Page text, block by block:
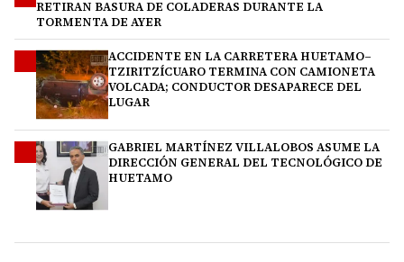
RETIRAN BASURA DE COLADERAS DURANTE LA
TORMENTA DE AYER
ACCIDENTE EN LA CARRETERA HUETAMO–
TZIRITZÍCUARO TERMINA CON CAMIONETA
VOLCADA; CONDUCTOR DESAPARECE DEL
LUGAR
GABRIEL MARTÍNEZ VILLALOBOS ASUME LA
DIRECCIÓN GENERAL DEL TECNOLÓGICO DE
HUETAMO